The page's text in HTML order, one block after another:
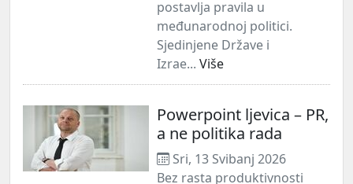
postavlja pravila u
međunarodnoj politici.
Sjedinjene Države i
Izrae... Više
Powerpoint ljevica – PR,
a ne politika rada
Sri, 13 Svibanj 2026
Bez rasta produktivnosti